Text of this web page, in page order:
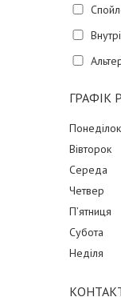
ГРАФІК
Понеділок
Вівторок
Середа
Четвер
Пʼятниця
Субота
Неділя